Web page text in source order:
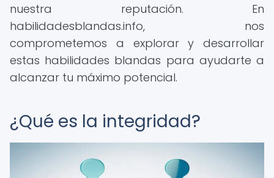
nuestra reputación. En
habilidadesblandas.info, nos
comprometemos a explorar y desarrollar
estas habilidades blandas para ayudarte a
alcanzar tu máximo potencial.
¿Qué es la integridad?